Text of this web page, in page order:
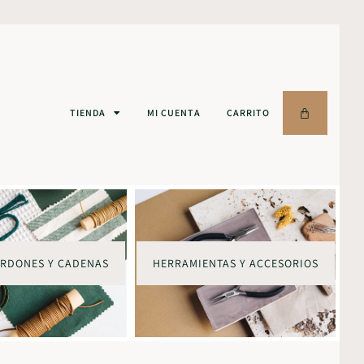
TIENDA MI CUENTA CARRITO
Y CADENAS HERRAMIENTAS Y ACCESORIOS